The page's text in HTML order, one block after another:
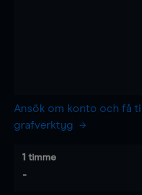
Ansök om konto och få
grafverktyg
1 timme
-